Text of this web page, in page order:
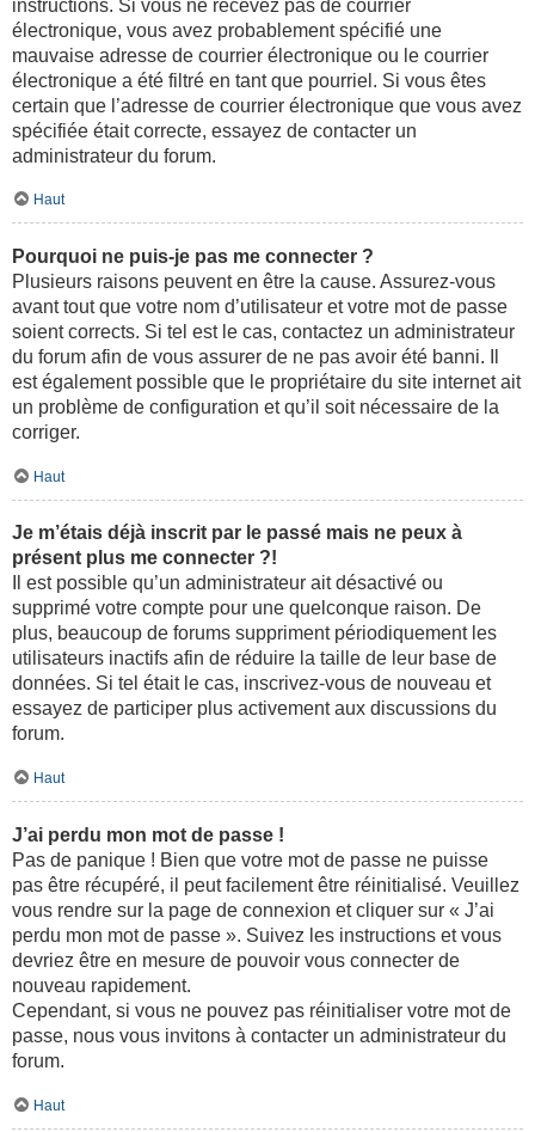
instructions. Si vous ne recevez pas de courrier
électronique, vous avez probablement spécifié une
mauvaise adresse de courrier électronique ou le courrier
électronique a été filtré en tant que pourriel. Si vous êtes
certain que l’adresse de courrier électronique que vous avez
spécifiée était correcte, essayez de contacter un
administrateur du forum.
Haut
Pourquoi ne puis-je pas me connecter ?
Plusieurs raisons peuvent en être la cause. Assurez-vous
avant tout que votre nom d’utilisateur et votre mot de passe
soient corrects. Si tel est le cas, contactez un administrateur
du forum afin de vous assurer de ne pas avoir été banni. Il
est également possible que le propriétaire du site internet ait
un problème de configuration et qu’il soit nécessaire de la
corriger.
Haut
Je m’étais déjà inscrit par le passé mais ne peux à
présent plus me connecter ?!
Il est possible qu’un administrateur ait désactivé ou
supprimé votre compte pour une quelconque raison. De
plus, beaucoup de forums suppriment périodiquement les
utilisateurs inactifs afin de réduire la taille de leur base de
données. Si tel était le cas, inscrivez-vous de nouveau et
essayez de participer plus activement aux discussions du
forum.
Haut
J’ai perdu mon mot de passe !
Pas de panique ! Bien que votre mot de passe ne puisse
pas être récupéré, il peut facilement être réinitialisé. Veuillez
vous rendre sur la page de connexion et cliquer sur « J’ai
perdu mon mot de passe ». Suivez les instructions et vous
devriez être en mesure de pouvoir vous connecter de
nouveau rapidement.
Cependant, si vous ne pouvez pas réinitialiser votre mot de
passe, nous vous invitons à contacter un administrateur du
forum.
Haut